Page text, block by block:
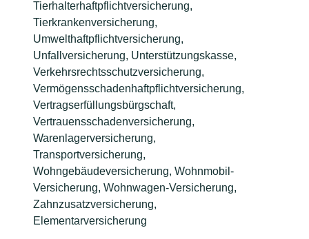
Tierhalterhaftpflichtversicherung,
Tierkrankenversicherung,
Umwelthaftpflichtversicherung,
Unfallversicherung, Unterstützungskasse,
Verkehrsrechtsschutzversicherung,
Vermögensschadenhaftpflichtversicherung,
Vertragserfüllungsbürgschaft,
Vertrauensschadenversicherung,
Warenlagerversicherung,
Transportversicherung,
Wohngebäudeversicherung, Wohnmobil-
Versicherung, Wohnwagen-Versicherung,
Zahnzusatzversicherung,
Elementarversicherung